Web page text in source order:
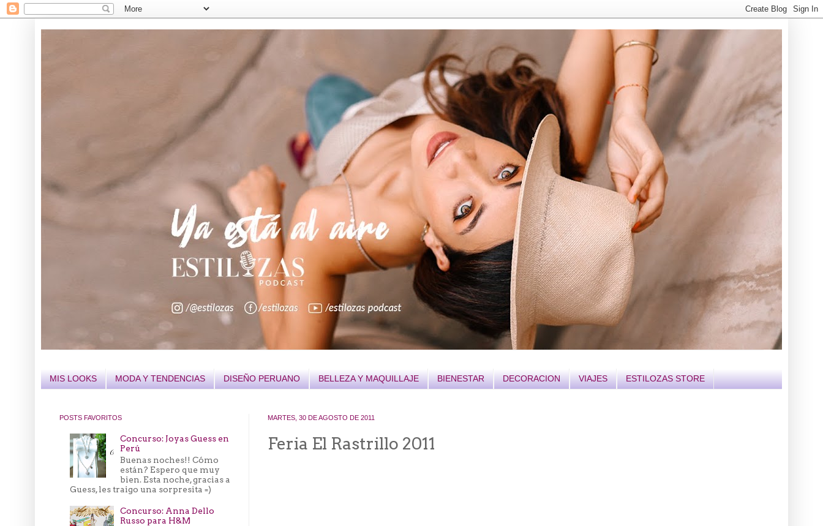
MIS LOOKS MODA Y TENDENCIAS DISEÑO PERUANO BELLEZA Y MAQUILLAJE BIENESTAR DECORACION VIAJES ESTILOZAS STORE
MARTES, 30 DE AGOSTO DE 2011
Feria El Rastrillo 2011
POSTS FAVORITOS
Concurso: Joyas Guess en
Perú
Buenas noches!! Cómo
están? Espero que muy
bien. Esta noche, gracias a
Guess, les traigo una sorpresita =)
Concurso: Anna Dello
Russo para H&M